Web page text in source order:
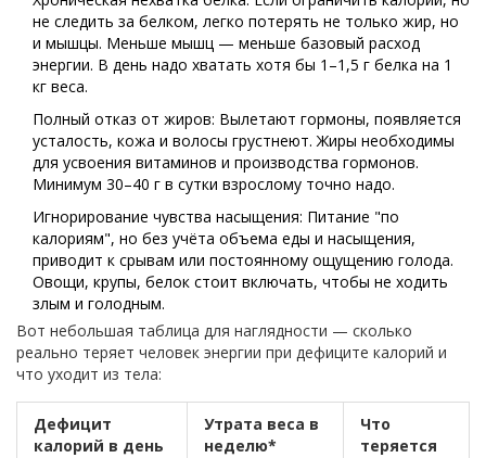
не следить за белком, легко потерять не только жир, но
и мышцы. Меньше мышц — меньше базовый расход
энергии. В день надо хватать хотя бы 1–1,5 г белка на 1
кг веса.
Полный отказ от жиров: Вылетают гормоны, появляется
усталость, кожа и волосы грустнеют. Жиры необходимы
для усвоения витаминов и производства гормонов.
Минимум 30–40 г в сутки взрослому точно надо.
Игнорирование чувства насыщения: Питание "по
калориям", но без учёта объема еды и насыщения,
приводит к срывам или постоянному ощущению голода.
Овощи, крупы, белок стоит включать, чтобы не ходить
злым и голодным.
Вот небольшая таблица для наглядности — сколько
реально теряет человек энергии при дефиците калорий и
что уходит из тела:
Дефицит
калорий в день
Утрата веса в
неделю*
Что
теряется